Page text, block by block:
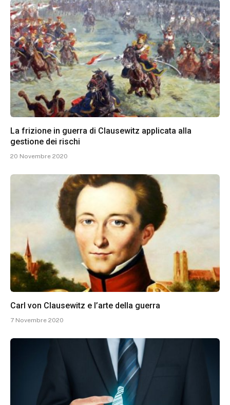
La frizione in guerra di Clausewitz applicata alla
gestione dei rischi
20 Novembre 2020
Carl von Clausewitz e l’arte della guerra
7 Novembre 2020